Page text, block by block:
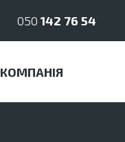
050 142 76 54
КОМПАНІЯ